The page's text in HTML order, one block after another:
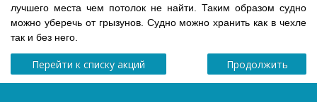
лучшего места чем потолок не найти. Таким образом судно
можно уберечь от грызунов. Судно можно хранить как в чехле
так и без него.
Перейти к списку акций Продолжить